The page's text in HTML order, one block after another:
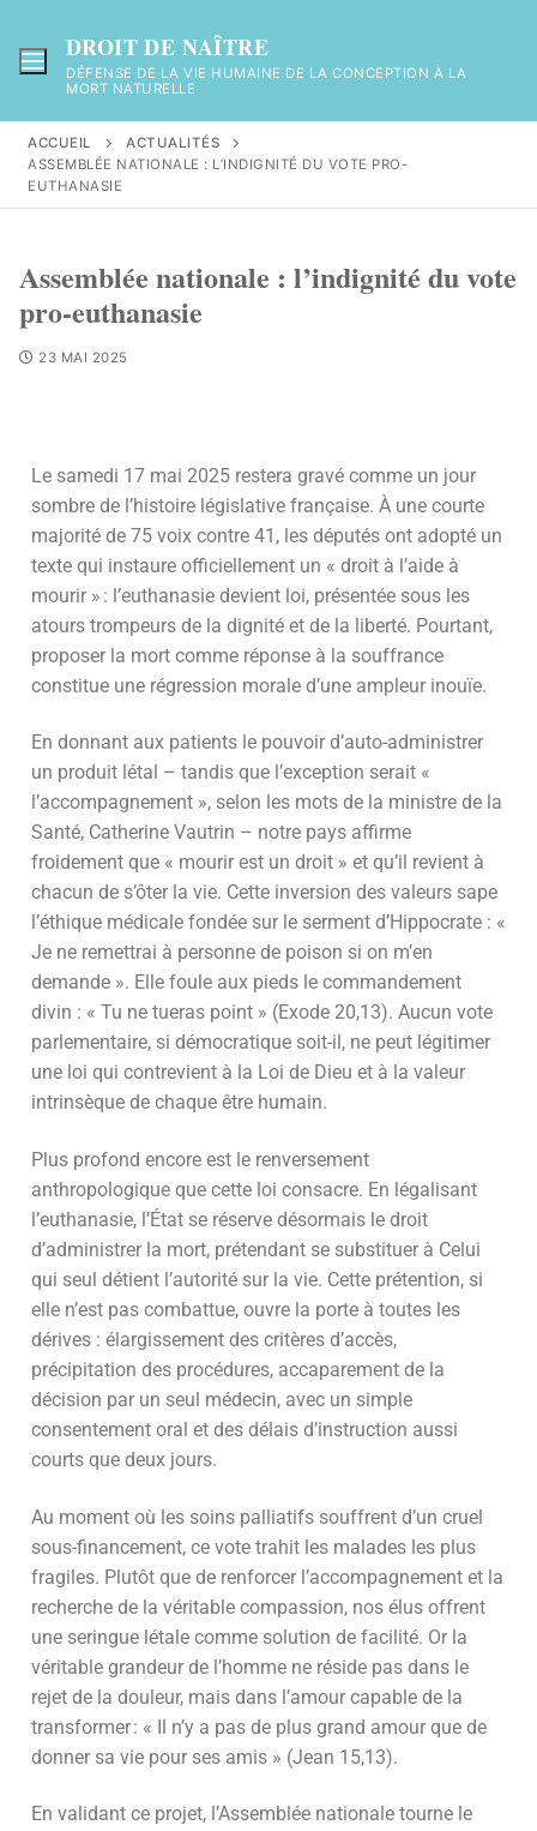
DROIT DE NAÎTRE
DÉFENSE DE LA VIE HUMAINE DE LA CONCEPTION À LA
MORT NATURELLE
ACCUEIL
ACTUALITÉS
ASSEMBLÉE NATIONALE : L’INDIGNITÉ DU VOTE PRO-
EUTHANASIE
Assemblée nationale : l’indignité du vote
pro-euthanasie
23 MAI 2025
Le samedi 17 mai 2025 restera gravé comme un jour
sombre de l’histoire législative française. À une courte
majorité de 75 voix contre 41, les députés ont adopté un
texte qui instaure officiellement un « droit à l’aide à
mourir » : l’euthanasie devient loi, présentée sous les
atours trompeurs de la dignité et de la liberté. Pourtant,
proposer la mort comme réponse à la souffrance
constitue une régression morale d’une ampleur inouïe.
En donnant aux patients le pouvoir d’auto-administrer
un produit létal – tandis que l’exception serait «
l’accompagnement », selon les mots de la ministre de la
Santé, Catherine Vautrin – notre pays affirme
froidement que « mourir est un droit » et qu’il revient à
chacun de s’ôter la vie. Cette inversion des valeurs sape
l’éthique médicale fondée sur le serment d’Hippocrate : «
Je ne remettrai à personne de poison si on m’en
demande ». Elle foule aux pieds le commandement
divin : « Tu ne tueras point » (Exode 20,13). Aucun vote
parlementaire, si démocratique soit-il, ne peut légitimer
une loi qui contrevient à la Loi de Dieu et à la valeur
intrinsèque de chaque être humain.
Plus profond encore est le renversement
anthropologique que cette loi consacre. En légalisant
l’euthanasie, l’État se réserve désormais le droit
d’administrer la mort, prétendant se substituer à Celui
qui seul détient l’autorité sur la vie. Cette prétention, si
elle n’est pas combattue, ouvre la porte à toutes les
dérives : élargissement des critères d’accès,
précipitation des procédures, accaparement de la
décision par un seul médecin, avec un simple
consentement oral et des délais d’instruction aussi
courts que deux jours.
Au moment où les soins palliatifs souffrent d’un cruel
sous-financement, ce vote trahit les malades les plus
fragiles. Plutôt que de renforcer l’accompagnement et la
recherche de la véritable compassion, nos élus offrent
une seringue létale comme solution de facilité. Or la
véritable grandeur de l’homme ne réside pas dans le
rejet de la douleur, mais dans l’amour capable de la
transformer : « Il n’y a pas de plus grand amour que de
donner sa vie pour ses amis » (Jean 15,13).
En validant ce projet, l’Assemblée nationale tourne le